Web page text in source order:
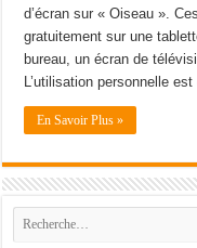
d’écran sur « Oiseau ».
gratuitement sur une
bureau, un écran de
L’utilisation personnelle
En Savoir Plus »